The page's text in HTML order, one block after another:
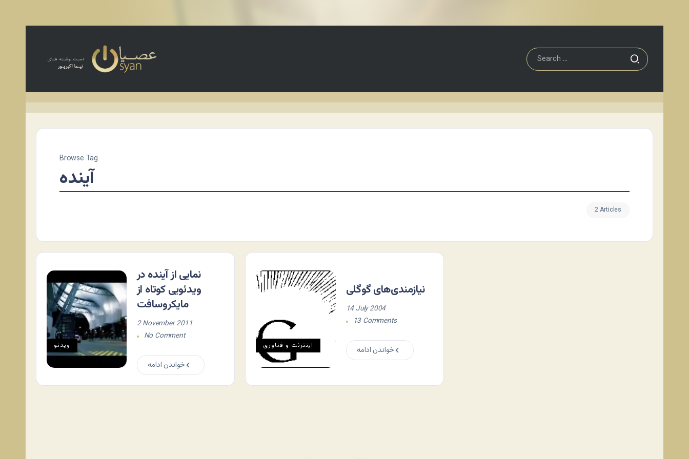
Browse Tag
آینده
2 Articles
ویدئو
نمایی از آینده در
ویدئویی کوتاه از
مایکروسافت
2 November 2011
No Comment
خواندن ادامه
اينترنت و فناوری
نيازمندی‌های گوگلی
14 July 2004
13 Comments
خواندن ادامه